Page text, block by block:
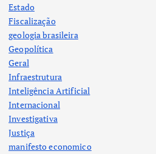
Estado
Fiscalização
geologia brasileira
Geopolítica
Geral
Infraestrutura
Inteligência Artificial
Internacional
Investigativa
Justiça
manifesto economico